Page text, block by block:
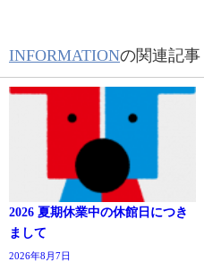
INFORMATIONの関連記事
2026 夏期休業中の休館日につき
まして
2026年8月7日